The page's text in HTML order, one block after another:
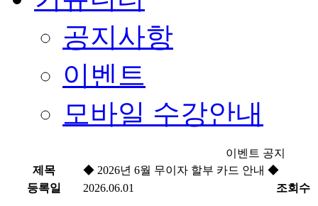
공지사항
이벤트
모바일 수강안내
이벤트 공지
제목
◆ 2026년 6월 무이자 할부 카드 안내 ◆
등록일
2026.06.01 조회수